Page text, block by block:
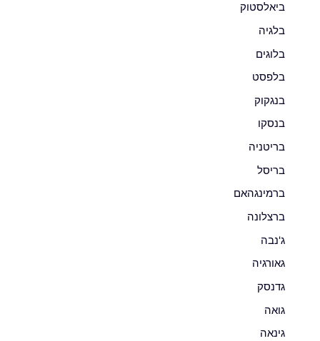
ביאלסטוק
בלגיה
בלוגים
בלפסט
בנגקוק
בנסקו
בריטניה
בריסל
ברמינגהאם
ברצלונה
ג'נבה
גאורגיה
גדנסק
גואה
גינאה